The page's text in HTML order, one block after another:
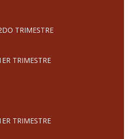
TRIMESTRE
TRIMESTRE
TRIMESTRE